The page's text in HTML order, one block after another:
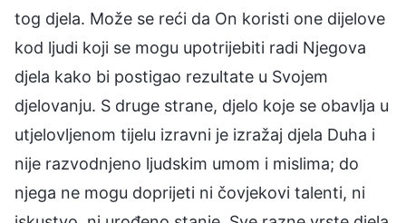
tog djela. Može se reći da On koristi one dijelove
kod ljudi koji se mogu upotrijebiti radi Njegova
djela kako bi postigao rezultate u Svojem
djelovanju. S druge strane, djelo koje se obavlja u
utjelovljenom tijelu izravni je izražaj djela Duha i
nije razvodnjeno ljudskim umom i mislima; do
njega ne mogu doprijeti ni čovjekovi talenti, ni